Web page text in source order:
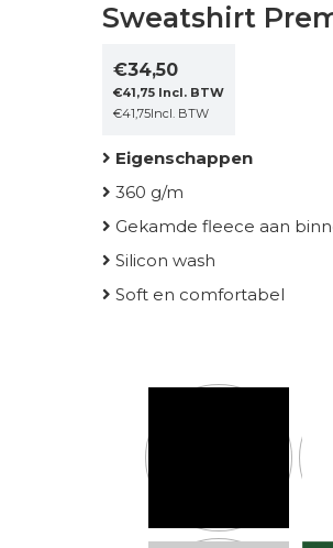
Sweatshirt
€34,50
€41,75Incl. BTW
€41,75Incl. BTW
Eigenschappen
360 g/m
Gekamde fleece aan
Silicon wash
Soft en comfortabel